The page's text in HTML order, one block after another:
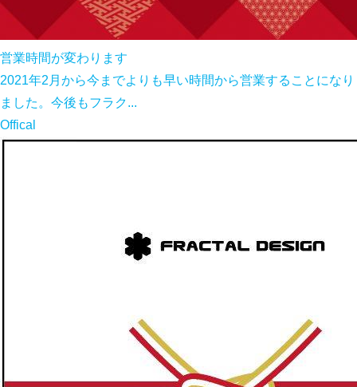
営業時間が変わります
2021年2月から今までよりも早い時間から営業することになり
ました。今後もフラク...
Offical